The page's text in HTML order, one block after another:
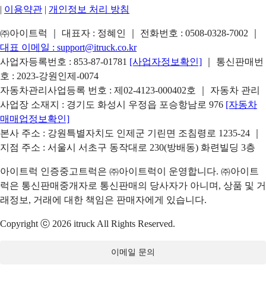
| 이용약관 | 개인정보 처리 방침
㈜아이트럭 ｜ 대표자 : 정혜인 ｜ 전화번호 : 0508-0328-7002
대표 이메일 : support@itruck.co.kr
사업자등록번호 : 853-87-01781 [사업자정보확인]
｜ 통신판매번
호 : 2023-강원인제-0074
자동차관리사업등록 번호 : 제02-4123-000402호 ｜ 자동차 관리
사업장 소재지 : 경기도 화성시 우정읍 포승항남로 976 [자동차
매매업정보확인]
본사 주소 : 강원특별자치도 인제군 기린면 조침령로 1235-24 ｜
지점 주소 : 서울시 서초구 동작대로 230(방배동) 화련빌딩 3층
아이트럭 인증중고트럭은 ㈜아이트럭이 운영합니다. ㈜아이트
럭은 통신판매중개자로 통신판매의 당사자가 아니며, 상품 및 거
래정보, 거래에 대한 책임은 판매자에게 있습니다.
Copyright ⓒ 2026 itruck All Rights Reserved.
이메일 문의